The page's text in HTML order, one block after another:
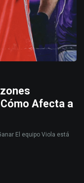
Afecta a
El equipo Viola está